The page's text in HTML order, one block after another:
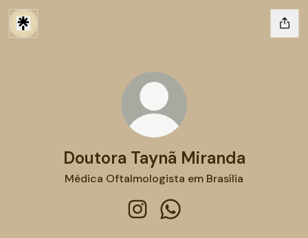
Doutora Taynã Miranda
Médica Oftalmologista em Brasília